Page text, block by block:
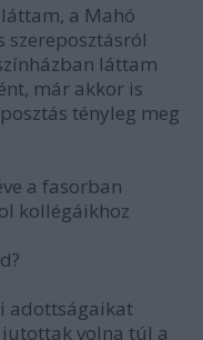
a Mahó
szereposztásról
láttam
már akkor is
tényleg meg
a fasorban
kollégáikhoz
adottságaikat
volna túl a